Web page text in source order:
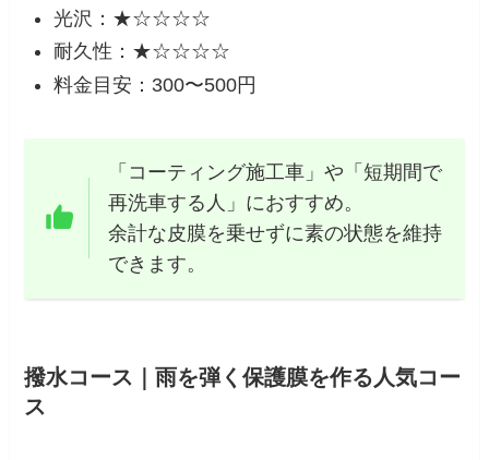
光沢：★☆☆☆☆
耐久性：★☆☆☆☆
料金目安：300〜500円
「コーティング施工車」や「短期間で
再洗車する人」におすすめ。
余計な皮膜を乗せずに素の状態を維持
できます。
撥水コース｜雨を弾く保護膜を作る人気コー
ス